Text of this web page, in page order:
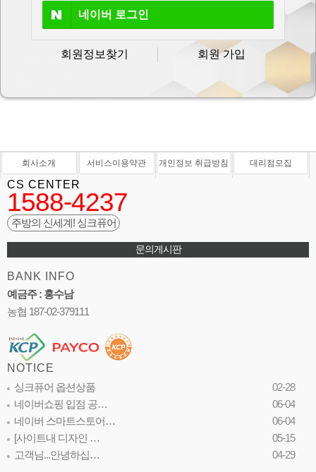
네이버 로그인
회원정보찾기 회원 가입
회사소개 서비스이용약관 개인정보 취급방침 대리점모집
CS CENTER
1588-4237
주방의 신세계! 싱크퓨어
문의게시판
BANK INFO
예금주 : 홍수남
농협 187-02-379111
NOTICE
싱크퓨어 옵션상품
02-28
네이버쇼핑 입점 공…
06-04
네이버 스마트스토어…
06-04
[사이트내 디자인 …
05-15
고객님...안녕하십…
04-29